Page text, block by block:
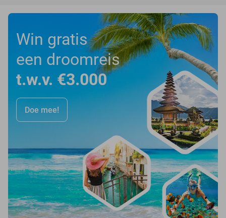
Win gratis
een droomreis
t.w.v. €3.000
Doe mee!